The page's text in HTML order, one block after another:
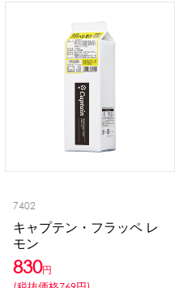
7402
キャプテン・フラッペ レ
モン
830円